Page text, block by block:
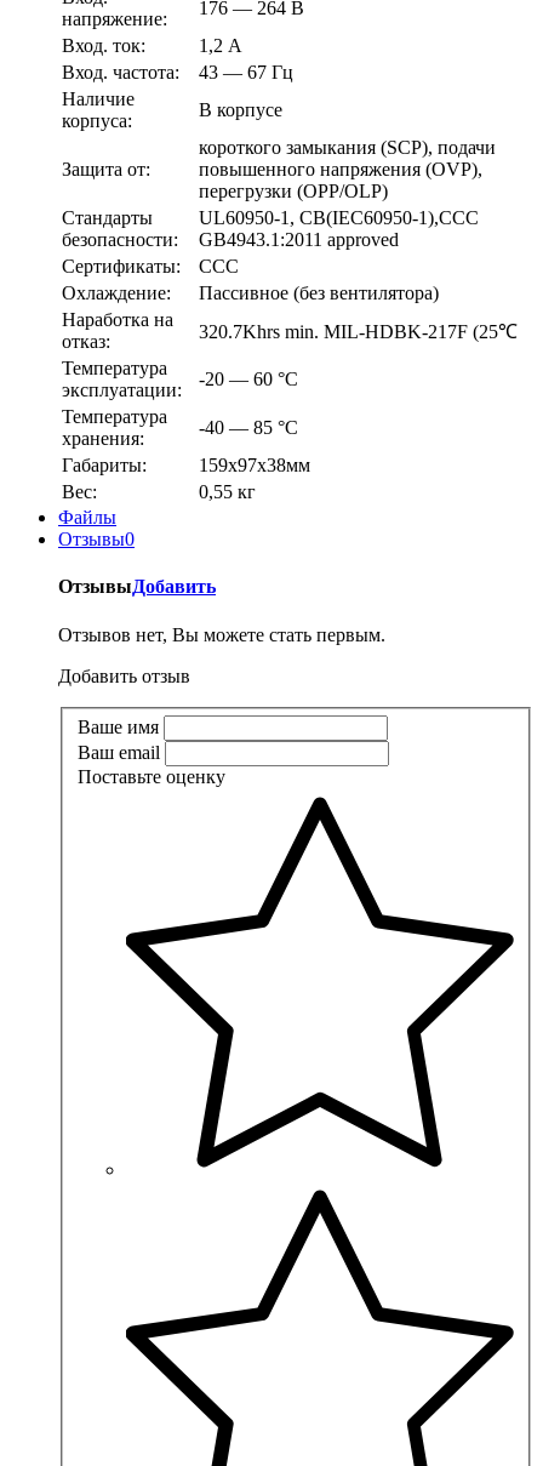
напряжение:
176 — 264 В
Вход. ток:
1,2 А
Вход. частота:
43 — 67 Гц
Наличие
корпуса:
В корпусе
Защита от:
короткого замыкания (SCP), подачи
повышенного напряжения (OVP),
перегрузки (OPP/OLP)
Стандарты
безопасности:
UL60950-1, CB(IEC60950-1),CCC
GB4943.1:2011 approved
Сертификаты:
CCC
Охлаждение:
Пассивное (без вентилятора)
Наработка на
отказ:
320.7Khrs min. MIL-HDBK-217F (25℃
Температура
эксплуатации:
-20 — 60 °С
Температура
хранения:
-40 — 85 °С
Габариты:
159х97х38мм
Вес:
0,55 кг
Файлы
Отзывы0
ОтзывыДобавить
Отзывов нет, Вы можете стать первым.
Добавить отзыв
Ваше имя
Ваш email
Поставьте оценку